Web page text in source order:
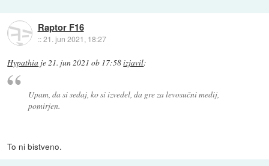
Raptor F16
::21. jun 2021, 18:27
Hypathia je21. jun 2021 ob 17:58izjavil:
Upam, da si sedaj, ko si izvedel, da gre za levosučni medij,
pomirjen.
To ni bistveno.